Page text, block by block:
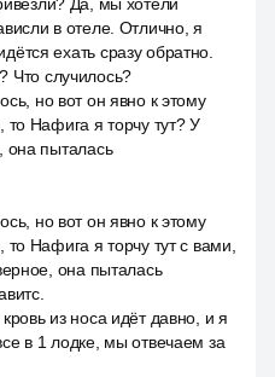
в отеле. Отлично, я
ехать сразу обратно.
Что случилось?
но вот он явно к этому
то Нафига я торчу тут? У
она пыталась
но вот он явно к этому
Нафига я торчу тут с вами,
она пыталась
из носа идёт давно, и я
в 1 лодке, мы отвечаем за